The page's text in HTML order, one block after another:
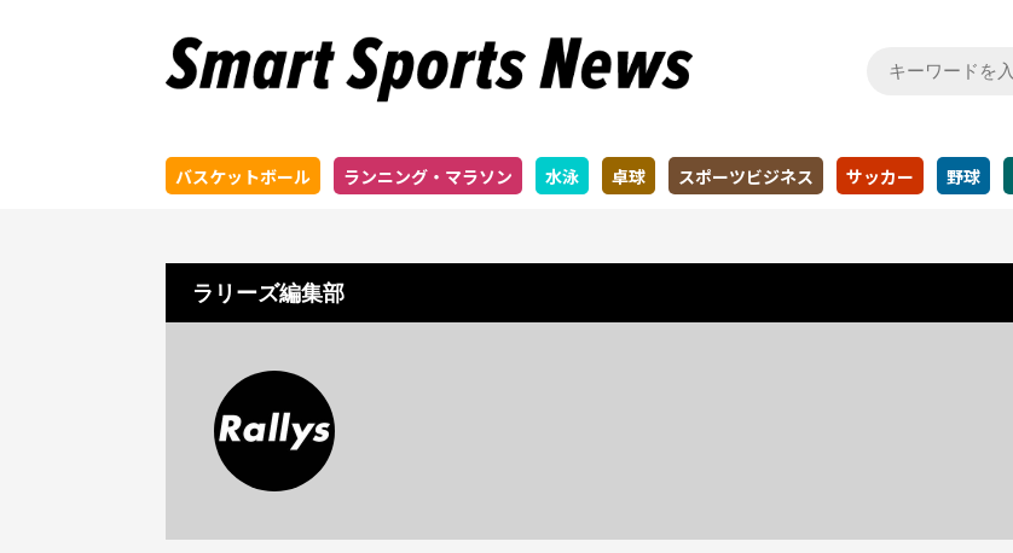
バスケットボール ランニング・マラソン 水泳 卓球 スポーツビジネス サッカー 野球
ラリーズ編集部